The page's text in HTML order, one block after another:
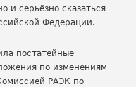
и серьёзно сказаться
Федерации.
постатейные
по изменениям
РАЭК по